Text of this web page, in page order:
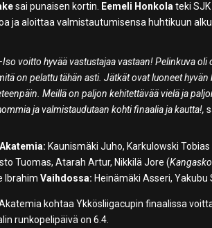
sai punaisen kortin. Eemeli Honkolateki
ja aloittaa valmistautumisensa huhtikuun
voitto hyvää vastustajaa vastaan! Pelinkuva
on pelattu tähän asti. Jätkät ovat luoneet
Meillä on paljon kehitettävää vielä ja
ja valmistaudutaan kohti finaalia ja kautta!,
Kaunismäki Juho, Karkulowski Tobias
Tuomas, Atarah Artur, Nikkilä Jore (
IbrahimVaihdossa: Heinämäki Asseri, Yakubu
kohtaa Ykkösliigacupin finaalissa
runkopelipäivä on 6.4.